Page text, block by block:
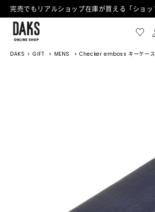
DAKS GIFT MENS Checker emboss キーケース